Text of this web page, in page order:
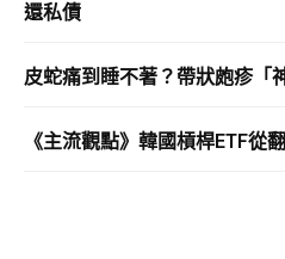
還私債
皮蛇痛到睡不著？帶狀皰疹「
《主流觀點》韓國槓桿ETF從